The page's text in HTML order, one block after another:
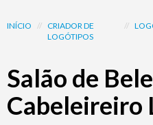
INÍCIO // CRIADOR DE
LOGÓTIPOS
//
Salão de
Cabeleireiro